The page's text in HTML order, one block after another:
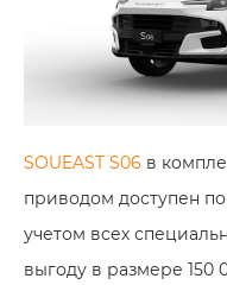
SOUEAST S06 в
приводом доступен
учетом всех
выгоду в размере